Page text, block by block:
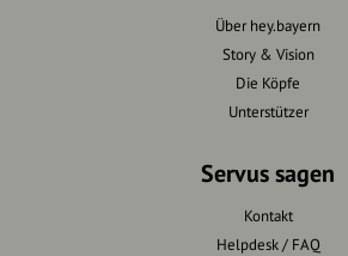
Über hey.bayern
Story & Vision
Die Köpfe
Unterstützer
Servus sagen
Kontakt
Helpdesk / FAQ